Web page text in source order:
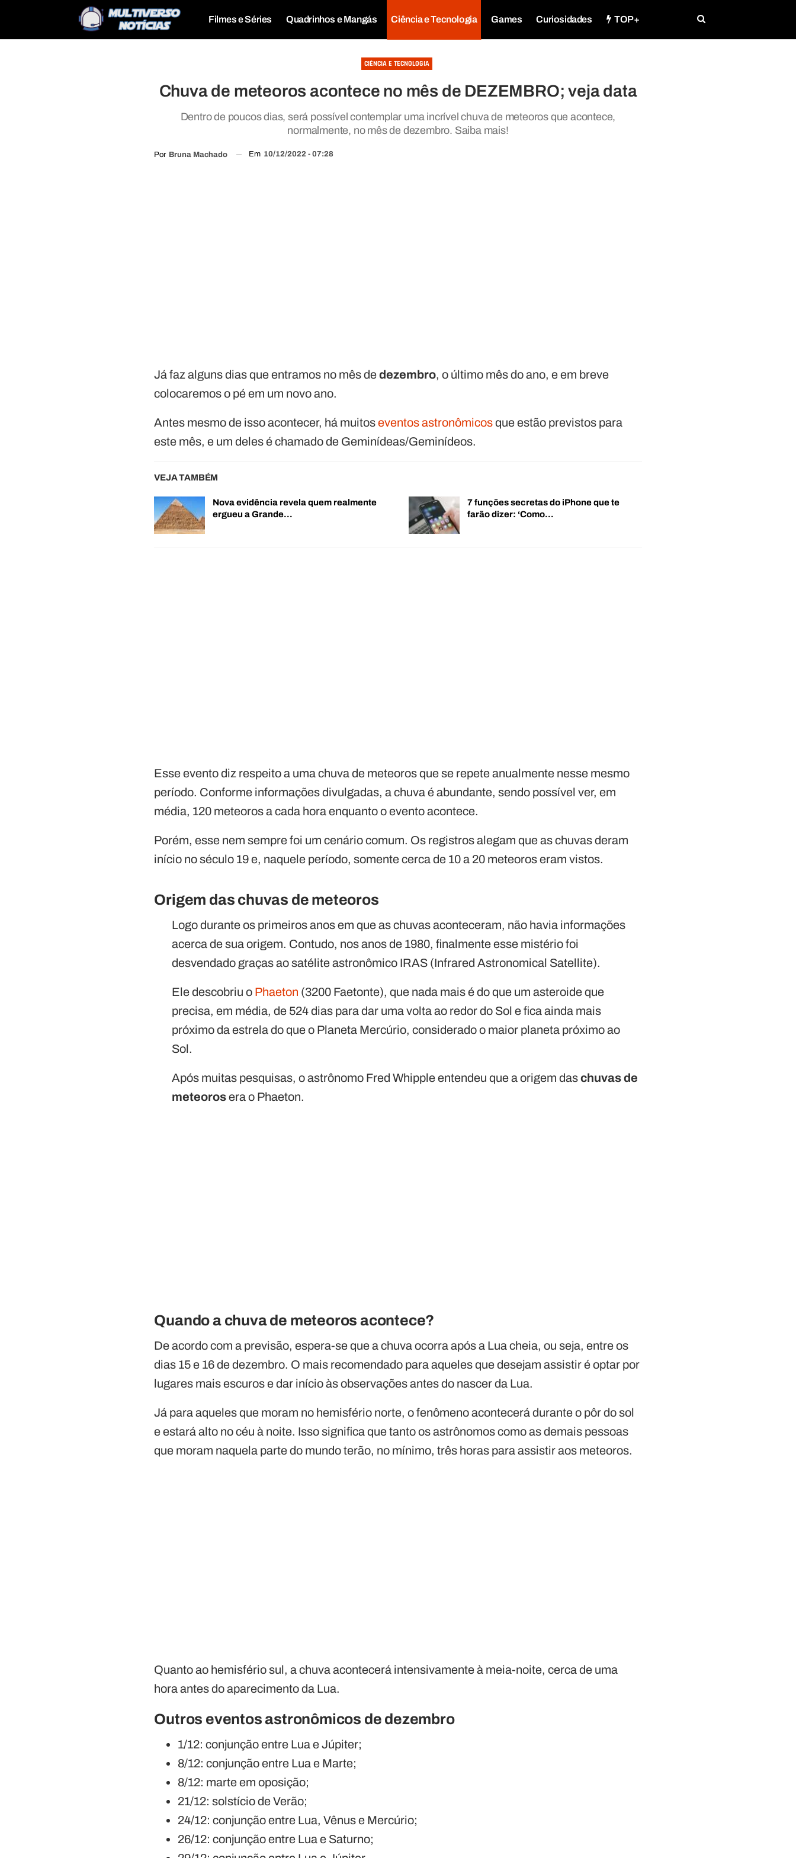
Filmes e Séries Quadrinhos e Mangás Ciência e Tecnologia Games Curiosidades TOP+
CIÊNCIA E TECNOLOGIA
Chuva de meteoros acontece no mês de DEZEMBRO; veja data
Dentro de poucos dias, será possível contemplar uma incrível chuva de meteoros que acontece,
normalmente, no mês de dezembro. Saiba mais!
Por Bruna Machado Em 10/12/2022 - 07:28
Já faz alguns dias que entramos no mês dedezembro, o último mês do ano, e em breve
colocaremos o pé em um novo ano.
Antes mesmo de isso acontecer, há muitoseventos astronômicosque estão previstos para
este mês, e um deles é chamado de Geminídeas/Geminídeos.
VEJA TAMBÉM
Nova evidência revela quem realmente
ergueu a Grande…
7 funções secretas do iPhone que te
farão dizer: ‘Como…
Esse evento diz respeito a uma chuva de meteoros que se repete anualmente nesse mesmo
período. Conforme informações divulgadas, a chuva é abundante, sendo possível ver, em
média, 120 meteoros a cada hora enquanto o evento acontece.
Porém, esse nem sempre foi um cenário comum. Os registros alegam que as chuvas deram
início no século 19 e, naquele período, somente cerca de 10 a 20 meteoros eram vistos.
Origem das chuvas de meteoros
Logo durante os primeiros anos em que as chuvas aconteceram, não havia informações
acerca de sua origem. Contudo, nos anos de 1980, finalmente esse mistério foi
desvendado graças ao satélite astronômico IRAS (Infrared Astronomical Satellite).
Ele descobriu o Phaeton (3200 Faetonte), que nada mais é do que um asteroide que
precisa, em média, de 524 dias para dar uma volta ao redor do Sol e fica ainda mais
próximo da estrela do que o Planeta Mercúrio, considerado o maior planeta próximo ao
Sol.
Após muitas pesquisas, o astrônomo Fred Whipple entendeu que a origem daschuvas de
meteorosera o Phaeton.
Quando a chuva de meteoros acontece?
De acordo com a previsão, espera-se que a chuva ocorra após a Lua cheia, ou seja, entre os
dias 15 e 16 de dezembro. O mais recomendado para aqueles que desejam assistir é optar por
lugares mais escuros e dar início às observações antes do nascer da Lua.
Já para aqueles que moram no hemisfério norte, o fenômeno acontecerá durante o pôr do sol
e estará alto no céu à noite. Isso significa que tanto os astrônomos como as demais pessoas
que moram naquela parte do mundo terão, no mínimo, três horas para assistir aos meteoros.
Quanto ao hemisfério sul, a chuva acontecerá intensivamente à meia-noite, cerca de uma
hora antes do aparecimento da Lua.
Outros eventos astronômicos de dezembro
1/12: conjunção entre Lua e Júpiter;
8/12: conjunção entre Lua e Marte;
8/12: marte em oposição;
21/12: solstício de Verão;
24/12: conjunção entre Lua, Vênus e Mercúrio;
26/12: conjunção entre Lua e Saturno;